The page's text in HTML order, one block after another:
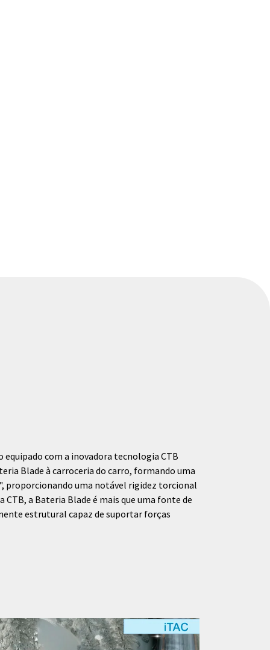
equipado com a inovadora tecnologia СТВ
Blade à carroceria do carro, formando uma
proporcionando uma notável rigidez torcional
CTB, a Bateria Blade é mais que uma fonte de
estrutural capaz de suportar forças